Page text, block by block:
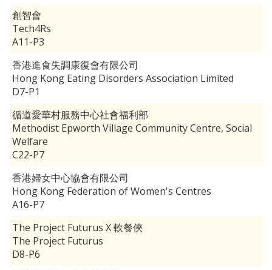
創智會
Tech4Rs
A11-P3
香港進食失調康復會有限公司
Hong Kong Eating Disorders Association Limited
D7-P1
循道愛華村服務中心社會福利部
Methodist Epworth Village Community Centre, Social
Welfare
C22-P7
香港婦女中心協會有限公司
Hong Kong Federation of Women's Centres
A16-P7
The Project Futurus X 軟餐俠
The Project Futurus
D8-P6